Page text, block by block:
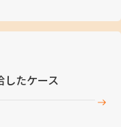
たケース